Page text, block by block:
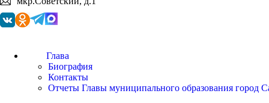
Глава
Биография
Контакты
Отчеты Главы муниципального образования город